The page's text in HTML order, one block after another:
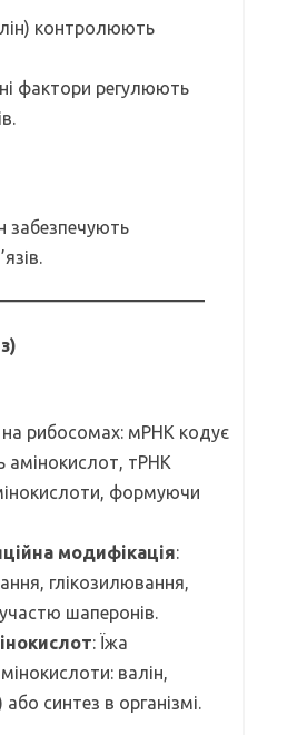
контролюють
фактори регулюють
забезпечують
на рибосомах: мРНК кодує
амінокислот, тРНК
формуючи
модифікація:
глікозилювання,
шаперонів.
: Їжа
валін,
синтез в організмі.